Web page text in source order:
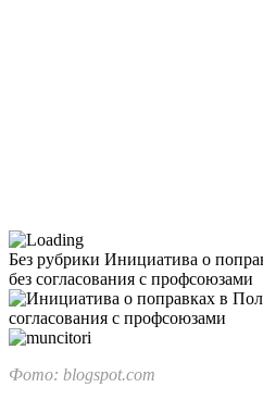
Без рубрики Инициатива о
без согласования с профсоюзами
Фото: blogspot.com